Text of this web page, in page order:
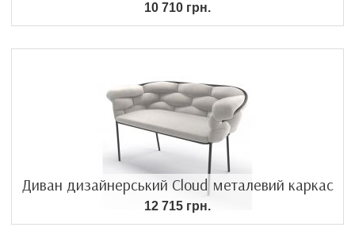
10 710 грн.
Диван дизайнерський Cloud металевий каркас
12 715 грн.